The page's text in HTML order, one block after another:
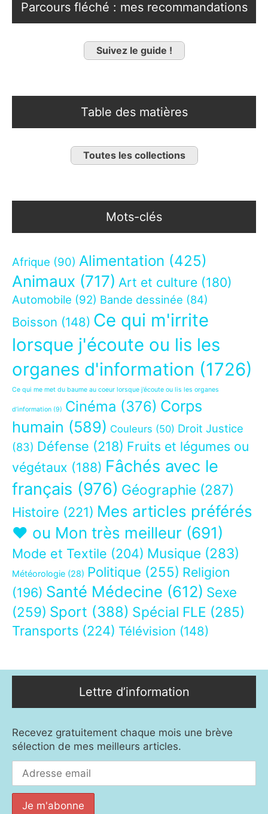
Parcours fléché : mes recommandations
Suivez le guide !
Table des matières
Toutes les collections
Mots-clés
Afrique (90) Alimentation (425)
Animaux (717) Art et culture (180)
Automobile (92) Bande dessinée (84)
Boisson (148) Ce qui m'irrite
lorsque j'écoute ou lis les
organes d'information (1726)
Ce qui me met du baume au coeur lorsque j’écoute ou lis les organes
d’information (9) Cinéma (376) Corps
humain (589) Couleurs (50) Droit Justice
(83) Défense (218) Fruits et légumes ou
végétaux (188) Fâchés avec le
français (976) Géographie (287)
Histoire (221) Mes articles préférés
❤ ou Mon très meilleur (691)
Mode et Textile (204) Musique (283)
Météorologie (28) Politique (255) Religion
(196) Santé Médecine (612) Sexe
(259) Sport (388) Spécial FLE (285)
Transports (224) Télévision (148)
Lettre d’information
Recevez gratuitement chaque mois une brève
sélection de mes meilleurs articles.